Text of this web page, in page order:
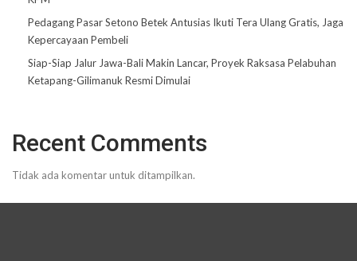
Pedagang Pasar Setono Betek Antusias Ikuti Tera Ulang Gratis, Jaga
Kepercayaan Pembeli
Siap-Siap Jalur Jawa-Bali Makin Lancar, Proyek Raksasa Pelabuhan
Ketapang-Gilimanuk Resmi Dimulai
Recent Comments
Tidak ada komentar untuk ditampilkan.